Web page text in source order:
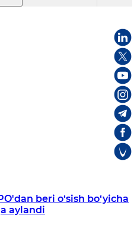
beri o‘sish bo‘yicha
aylandi